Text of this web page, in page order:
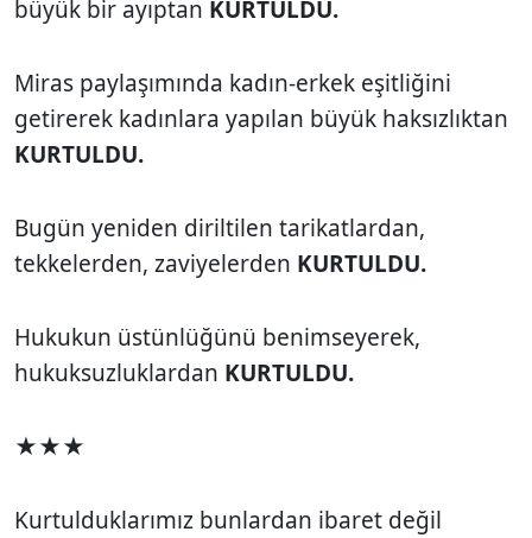
büyük bir ayıptan KURTULDU.
Miras paylaşımında kadın-erkek eşitliğini
getirerek kadınlara yapılan büyük haksızlıktan
KURTULDU.
Bugün yeniden diriltilen tarikatlardan,
tekkelerden, zaviyelerden KURTULDU.
Hukukun üstünlüğünü benimseyerek,
hukuksuzluklardan KURTULDU.
★★★
Kurtulduklarımız bunlardan ibaret değil